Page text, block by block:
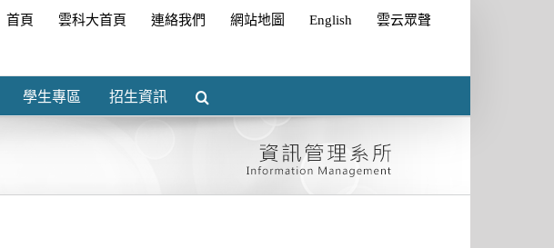
首頁 雲科大首頁 連絡我們 網站地圖 English 雲云眾聲
學生專區 招生資訊